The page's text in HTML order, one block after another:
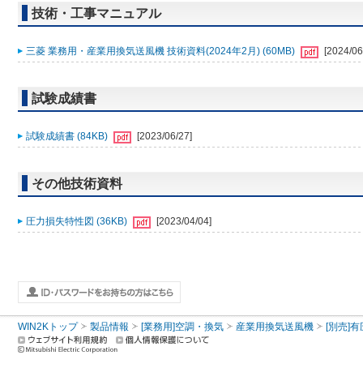
技術・工事マニュアル
三菱 業務用・産業用換気送風機 技術資料(2024年2月) (60MB) [2024/
試験成績書
試験成績書 (84KB) [2023/06/27]
その他技術資料
圧力損失特性図 (36KB) [2023/04/04]
WIN2Kトップ 製品情報 [業務用]空調・換気 産業用換気送風機 [別売]有